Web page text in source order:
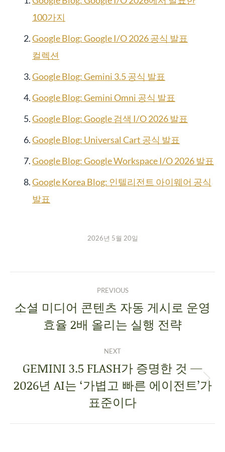
100가지
Google Blog: Google I/O 2026 공식 발표
컬렉션
Google Blog: Gemini 3.5 공식 발표
Google Blog: Gemini Omni 공식 발표
Google Blog: Google 검색 I/O 2026 발표
Google Blog: Universal Cart 공식 발표
Google Blog: Google Workspace I/O 2026 발표
Google Korea Blog: 인텔리전트 아이웨어 공식
발표
2026년 5월 20일
PREVIOUS
소셜 미디어 콘텐츠 자동 게시로 운영
효율 2배 올리는 실행 전략
NEXT
GEMINI 3.5 FLASH가 증명한 것 —
2026년 AI는 ‘가볍고 빠른 에이전트’가
표준이다